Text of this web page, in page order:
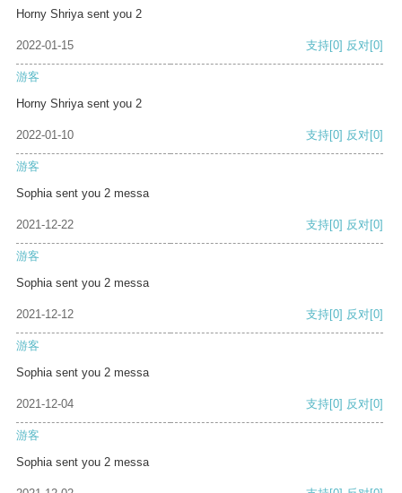
Horny Shriya sent you 2
2022-01-15 支持[0] 反对[0]
游客
Horny Shriya sent you 2
2022-01-10 支持[0] 反对[0]
游客
Sophia sent you 2 messa
2021-12-22 支持[0] 反对[0]
游客
Sophia sent you 2 messa
2021-12-12 支持[0] 反对[0]
游客
Sophia sent you 2 messa
2021-12-04 支持[0] 反对[0]
游客
Sophia sent you 2 messa